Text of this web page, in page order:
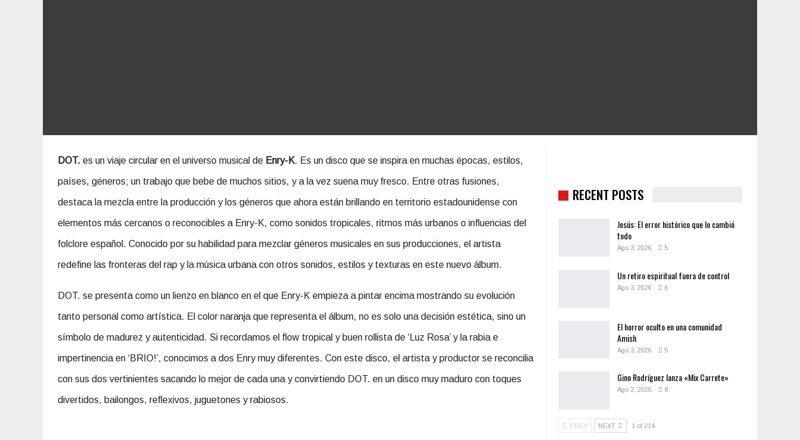
DOT. es un viaje circular en el universo musical de Enry-K. Es un disco que se inspira en muchas épocas, estilos,
países, géneros; un trabajo que bebe de muchos sitios, y a la vez suena muy fresco. Entre otras fusiones,
destaca la mezcla entre la producción y los géneros que ahora están brillando en territorio estadounidense con
elementos más cercanos o reconocibles a Enry-K, como sonidos tropicales, ritmos más urbanos o influencias del
folclore español. Conocido por su habilidad para mezclar géneros musicales en sus producciones, el artista
redefine las fronteras del rap y la música urbana con otros sonidos, estilos y texturas en este nuevo álbum.
DOT. se presenta como un lienzo en blanco en el que Enry-K empieza a pintar encima mostrando su evolución
tanto personal como artística. El color naranja que representa el álbum, no es solo una decisión estética, sino un
símbolo de madurez y autenticidad. Si recordamos el flow tropical y buen rollista de ‘Luz Rosa’ y la rabia e
impertinencia en ‘BRIO!’, conocimos a dos Enry muy diferentes. Con este disco, el artista y productor se reconcilia
con sus dos vertinientes sacando lo mejor de cada una y convirtiendo DOT. en un disco muy maduro con toques
divertidos, bailongos, reflexivos, juguetones y rabiosos.
RECENT POSTS
Jesús: El error histórico que lo cambió
todo
Ago 3, 2026 5
Un retiro espiritual fuera de control
Ago 3, 2026 6
El horror oculto en una comunidad
Amish
Ago 3, 2026 5
Gino Rodríguez lanza «Mix Carrete»
Ago 2, 2026 8
PREV NEXT 1 of 214